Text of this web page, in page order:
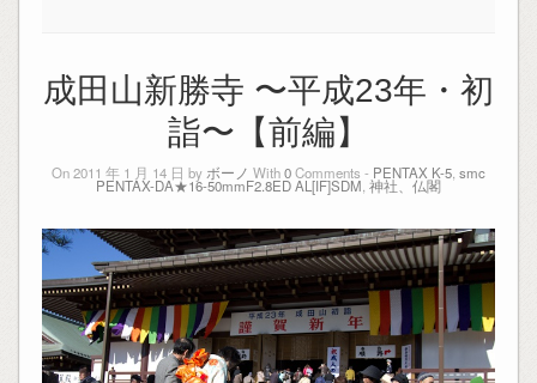
成田山新勝寺 〜平成23年・初
詣〜【前編】
On 2011 年 1 月 14 日 by ボーノ With0Comments - PENTAX K-5 smc
PENTAX-DA★16-50mmF2.8ED AL[IF]SDM 神社、仏閣